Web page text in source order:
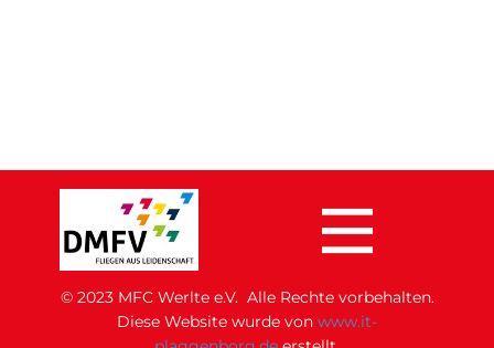
© 2023 MFC Werlte e.V. Alle Rechte vorbehalten.
Di​ese Website wurde von www.it-